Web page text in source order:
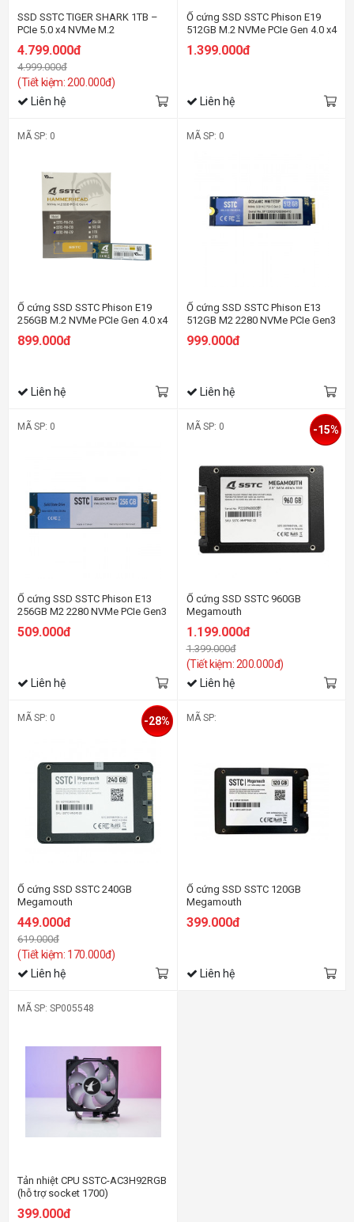
SSD SSTC TIGER SHARK 1TB –
PCIe 5.0 x4 NVMe M.2
4.799.000đ
4.999.000đ
(Tiết kiệm: 200.000đ)
Liên hệ
Ổ cứng SSD SSTC Phison E19
512GB M.2 NVMe PCIe Gen 4.0 x4
1.399.000đ
Liên hệ
MÃ SP: 0
Ổ cứng SSD SSTC Phison E19
256GB M.2 NVMe PCIe Gen 4.0 x4
(3600/1800 MB/s)
899.000đ
Liên hệ
MÃ SP: 0
Ổ cứng SSD SSTC Phison E13
512GB M2 2280 NVMe PCIe Gen3
999.000đ
Liên hệ
MÃ SP: 0
Ổ cứng SSD SSTC Phison E13
256GB M2 2280 NVMe PCIe Gen3
509.000đ
Liên hệ
MÃ SP: 0
Ổ cứng SSD SSTC 960GB
Megamouth
1.199.000đ
1.399.000đ
(Tiết kiệm: 200.000đ)
-15%
Liên hệ
MÃ SP: 0
Ổ cứng SSD SSTC 240GB
Megamouth
449.000đ
619.000đ
(Tiết kiệm: 170.000đ)
-28%
Liên hệ
MÃ SP:
Ổ cứng SSD SSTC 120GB
Megamouth
399.000đ
Liên hệ
MÃ SP: SP005548
Tản nhiệt CPU SSTC-AC3H92RGB
(hỗ trợ socket 1700)
399.000đ